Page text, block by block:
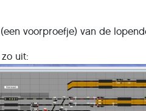
voorproefje) van de
uit: